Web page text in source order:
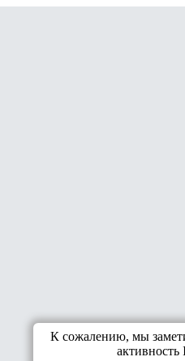
К сожалению, мы
активность